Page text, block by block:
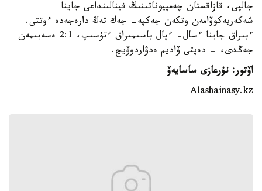
جالپى، قازاقستان چەمپيوناتىنىڭ فينالىنداعى جاينا
شەكەربەكوۆامەن وتكەن جەكپە- جەك تەڭ دارەجەدە ءوتتى.
ءبىراق جاينا ءسال- ءپال باسىمىراق ءتۇسىپ، 2:1 ەسەبىمەن
جەڭدى، - دەپتى ۆاديم ەدۋاردوۆيچ.
اۆتور: نۇرعازى ساسايەۆ
Alashainasy.kz